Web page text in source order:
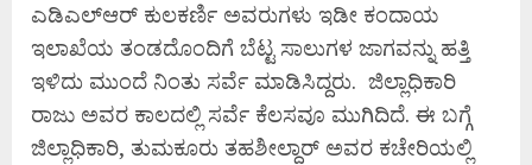
ಎಡಿಎಲ್‍ಆರ್ ಕುಲಕರ್ಣಿ ಅವರುಗಳು ಇಡೀ ಕಂದಾಯ
ಇಲಾಖೆಯ ತಂಡದೊಂದಿಗೆ ಬೆಟ್ಟ ಸಾಲುಗಳ ಜಾಗವನ್ನು ಹತ್ತಿ
ಇಳಿದು ಮುಂದೆ ನಿಂತು ಸರ್ವೆ ಮಾಡಿಸಿದ್ದರು. ಜಿಲ್ಲಾಧಿಕಾರಿ
ರಾಜು ಅವರ ಕಾಲದಲ್ಲಿ ಸರ್ವೆ ಕೆಲಸವೂ ಮುಗಿದಿದೆ. ಈ ಬಗ್ಗೆ
ಜಿಲ್ಲಾಧಿಕಾರಿ, ತುಮಕೂರು ತಹಶೀಲ್ದಾರ್ ಅವರ ಕಚೇರಿಯಲ್ಲಿ